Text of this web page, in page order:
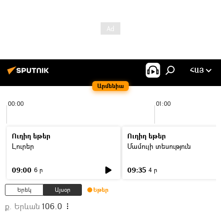
Արմենիա
ՀԱՅ
00:00 01:00
Ուղիղ եթեր
Լուրեր
09:00 6 ր
Ուղիղ եթեր
Մամուլի տեսություն
09:35 4 ր
Երեկ Այսօր Եթեր
ք. Երևան 106.0